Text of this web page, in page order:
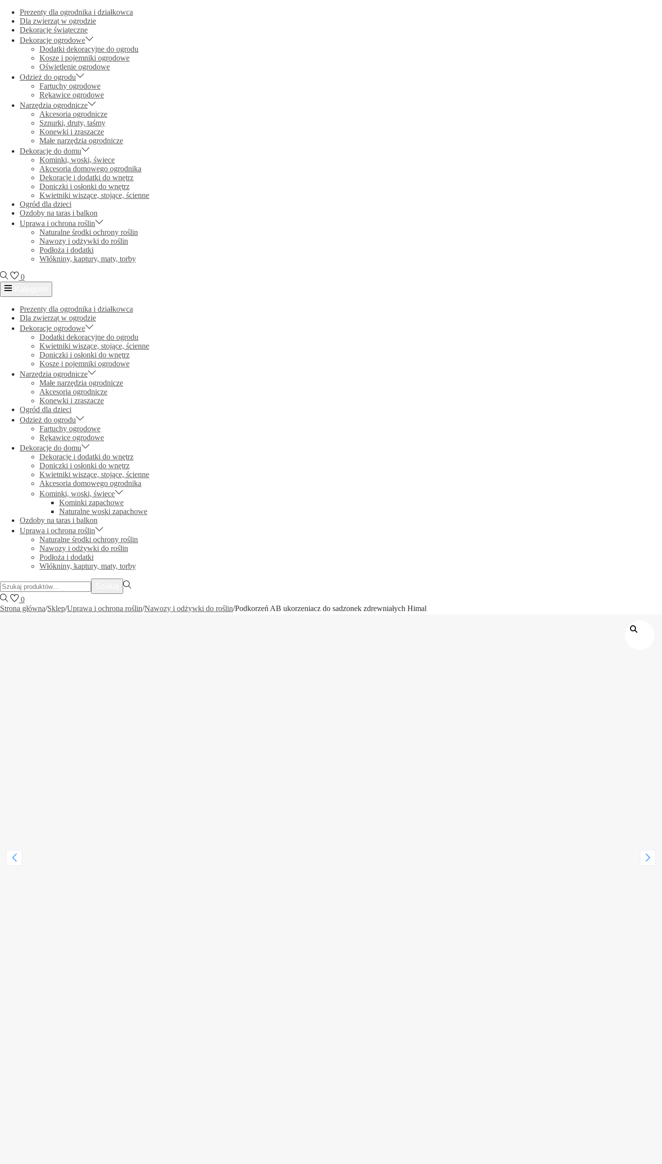
Prezenty dla ogrodnika i działkowca
Dla zwierząt w ogrodzie
Dekoracje świąteczne
Dekoracje ogrodowe
Dodatki dekoracyjne do ogrodu
Kosze i pojemniki ogrodowe
Oświetlenie ogrodowe
Odzież do ogrodu
Fartuchy ogrodowe
Rękawice ogrodowe
Narzędzia ogrodnicze
Akcesoria ogrodnicze
Sznurki, druty, taśmy
Konewki i zraszacze
Małe narzędzia ogrodnicze
Dekoracje do domu
Kominki, woski, świece
Akcesoria domowego ogrodnika
Dekoracje i dodatki do wnętrz
Doniczki i osłonki do wnętrz
Kwietniki wiszące, stojące, ścienne
Ogród dla dzieci
Ozdoby na taras i balkon
Uprawa i ochrona roślin
Naturalne środki ochrony roślin
Nawozy i odżywki do roślin
Podłoża i dodatki
Włókniny, kaptury, maty, torby
0
Prezenty dla ogrodnika i działkowca
Dla zwierząt w ogrodzie
Dekoracje ogrodowe
Dodatki dekoracyjne do ogrodu
Kwietniki wiszące, stojące, ścienne
Doniczki i osłonki do wnętrz
Kosze i pojemniki ogrodowe
Narzędzia ogrodnicze
Małe narzędzia ogrodnicze
Akcesoria ogrodnicze
Konewki i zraszacze
Ogród dla dzieci
Odzież do ogrodu
Fartuchy ogrodowe
Rękawice ogrodowe
Dekoracje do domu
Dekoracje i dodatki do wnętrz
Doniczki i osłonki do wnętrz
Kwietniki wiszące, stojące, ścienne
Akcesoria domowego ogrodnika
Kominki, woski, świece
Kominki zapachowe
Naturalne woski zapachowe
Ozdoby na taras i balkon
Uprawa i ochrona roślin
Naturalne środki ochrony roślin
Nawozy i odżywki do roślin
Podłoża i dodatki
Włókniny, kaptury, maty, torby
Szukać:>
0
Strona główna/Sklep/Uprawa i ochrona roślin/Nawozy i odżywki do roślin/Podkorzeń AB ukorzeniacz do sadzonek zdrewniałych Himal